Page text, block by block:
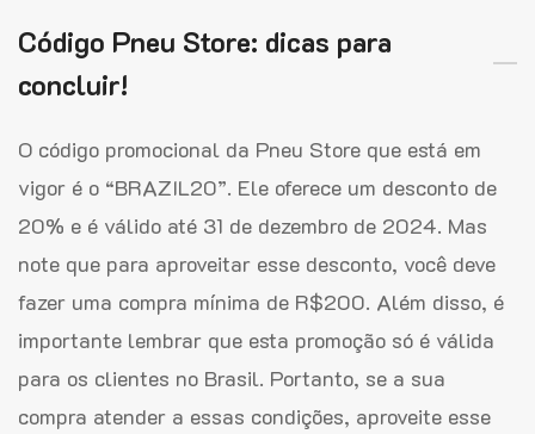
Código Pneu Store: dicas para
concluir!
O código promocional da Pneu Store que está em
vigor é o “BRAZIL20”. Ele oferece um desconto de
20% e é válido até 31 de dezembro de 2024. Mas
note que para aproveitar esse desconto, você deve
fazer uma compra mínima de R$200. Além disso, é
importante lembrar que esta promoção só é válida
para os clientes no Brasil. Portanto, se a sua
compra atender a essas condições, aproveite esse